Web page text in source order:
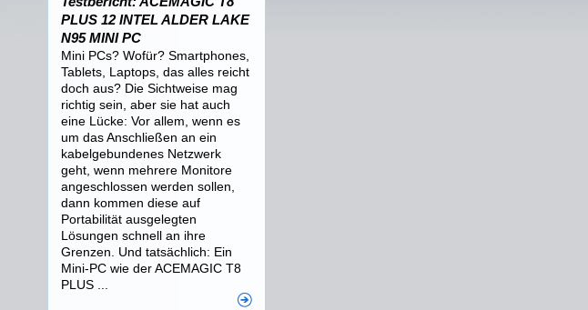
PLUS 12 INTEL ALDER LAKE
N95 MINI PC
Mini PCs? Wofür? Smartphones,
Tablets, Laptops, das alles reicht
doch aus? Die Sichtweise mag
richtig sein, aber sie hat auch
eine Lücke: Vor allem, wenn es
um das Anschließen an ein
kabelgebundenes Netzwerk
geht, wenn mehrere Monitore
angeschlossen werden sollen,
dann kommen diese auf
Portabilität ausgelegten
Lösungen schnell an ihre
Grenzen. Und tatsächlich: Ein
Mini-PC wie der ACEMAGIC T8
PLUS ...